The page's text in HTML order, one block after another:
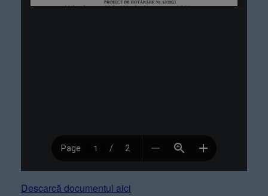
Descarcă documentul aici